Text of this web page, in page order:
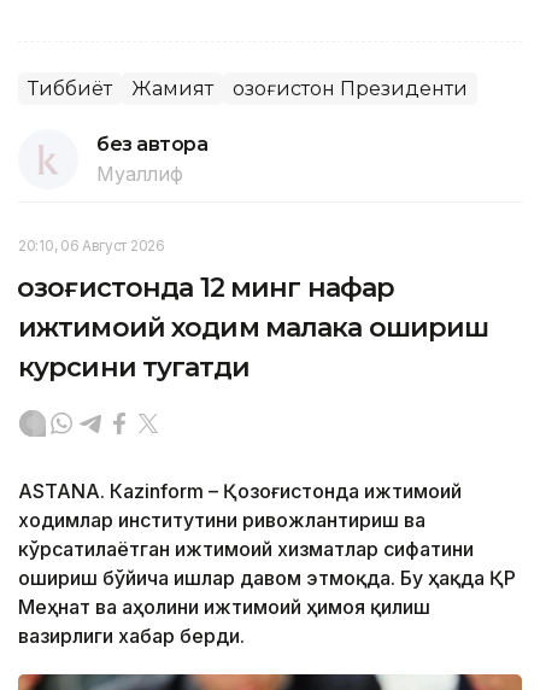
Тиббиёт Жамият Қозоғистон Президенти
без автора
Муаллиф
20:10, 06 Август 2026
Қозоғистонда 12 минг нафар
ижтимоий ходим малака ошириш
курсини тугатди
ASTANА. Кazinform – Қозоғистонда ижтимоий
ходимлар институтини ривожлантириш ва
кўрсатилаётган ижтимоий хизматлар сифатини
ошириш бўйича ишлар давом этмоқда. Бу ҳақда ҚР
Меҳнат ва аҳолини ижтимоий ҳимоя қилиш
вазирлиги хабар берди.